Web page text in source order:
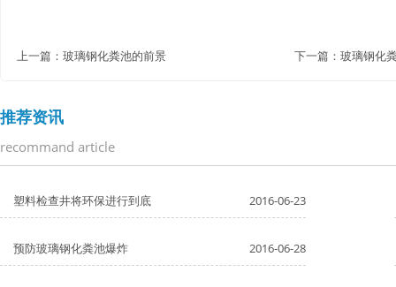
上一篇： 玻璃钢化粪池的前景 下一篇： 玻璃钢化
推荐资讯
recommand article
塑料检查井将环保进行到底 2016-06-23
预防玻璃钢化粪池爆炸 2016-06-28